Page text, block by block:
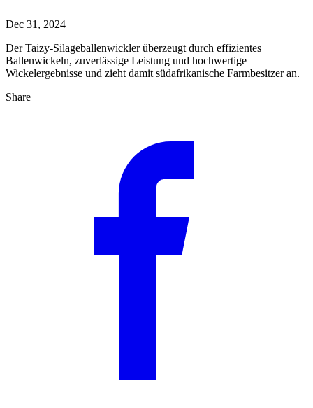
Dec 31, 2024
Der Taizy-Silageballenwickler überzeugt durch effizientes
Ballenwickeln, zuverlässige Leistung und hochwertige
Wickelergebnisse und zieht damit südafrikanische Farmbesitzer an.
Share